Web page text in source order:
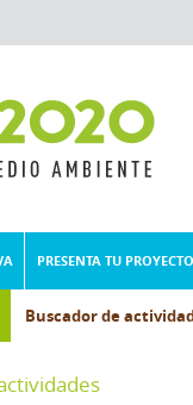
PRESENTA TU PROYECTO
Buscador de